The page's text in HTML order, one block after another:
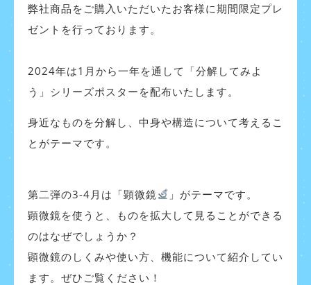
弊社商品をご購入いただいたお客様に期間限定プレ
ゼン トを行っております。
2024年は1月から一年を通して「分解してみよ
う」シリーズポスターを配布いたします。
身近なものを分解し、中身や構造について考えるこ
とがテーマです。
第二弾の3-4月は 「顕微鏡
」がテーマです。
顕微鏡を使うと、ものを拡大して見ることができる
のはなぜでしょうか？
顕微鏡のしくみや使い方、機能について紹介してい
ます。ぜひご覧ください！